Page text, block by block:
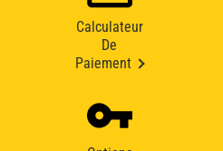
Calculateur
De
Paiement